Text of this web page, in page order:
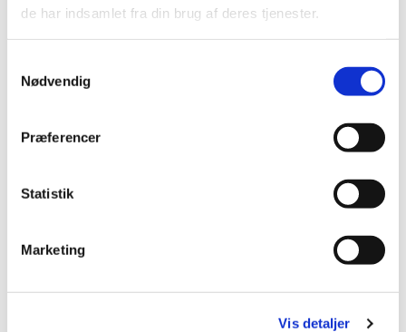
de har indsamlet fra din brug af deres tjenester.
Nødvendig
Præferencer
Statistik
Marketing
Vis detaljer
Du vil måske også kunne